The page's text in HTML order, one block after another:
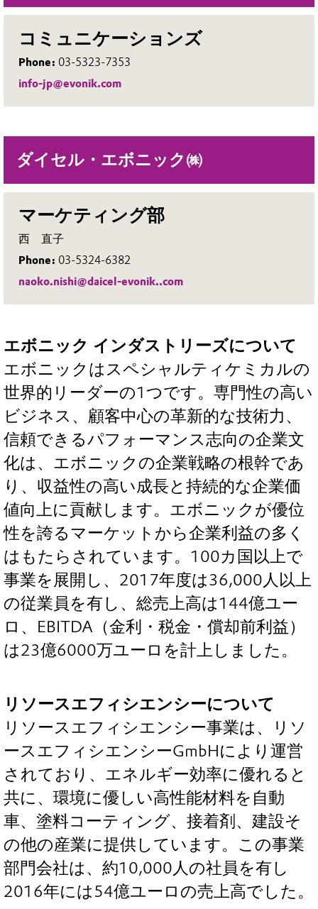
コミュニケーションズ
Phone: 03-5323-7353
info-jp@evonik.com
ダイセル・エボニック㈱
マーケティング部
西 直子
Phone: 03-5324-6382
naoko.nishi@daicel-evonik..com
エボニック インダストリーズについて
エボニックはスペシャルティケミカルの
世界的リーダーの1つです。専門性の高い
ビジネス、顧客中心の革新的な技術力、
信頼できるパフォーマンス志向の企業文
化は、エボニックの企業戦略の根幹であ
り、収益性の高い成長と持続的な企業価
値向上に貢献します。エボニックが優位
性を誇るマーケットから企業利益の多く
はもたらされています。100カ国以上で
事業を展開し、2017年度は36,000人以上
の従業員を有し、総売上高は144億ユー
ロ、EBITDA（金利・税金・償却前利益）
は23億6000万ユーロを計上しました。
リソースエフィシエンシーについて
リソースエフィシエンシー事業は、リソ
ースエフィシエンシーGmbHにより運営
されており、エネルギー効率に優れると
共に、環境に優しい高性能材料を自動
車、塗料コーティング、接着剤、建設そ
の他の産業に提供しています。この事業
部門会社は、約10,000人の社員を有し
2016年には54億ユーロの売上高でした。